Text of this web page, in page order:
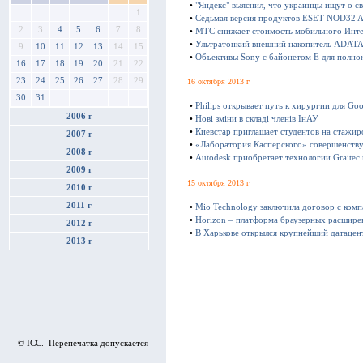
1
2
3 4 5 6 7
8
9
10 11 12 13 14
15
16
17 18 19 20 21
22
23
24 25 26 27 28
29
30
31
2006 г
2007 г
2008 г
2009 г
2010 г
2011 г
2012 г
2013 г
© ICC. Перепечатка допускается
• "Яндекс" выяснил, что украинцы ищут о
• Седьмая версия продуктов ESET NOD32
• МТС снижает стоимость мобильного
• Ультратонкий внешний накопитель
• Объективы Sony с байонетом E для
16 октября 2013 г
• Philips открывает путь к хирургии для
• Нові зміни в складі членів ІнАУ
• Киевстар приглашает студентов на
• «Лаборатория Касперского»
• Autodesk приобретает технологии
15 октября 2013 г
• Mio Technology заключила договор с
• Horizon – платформа браузерных
• В Харькове открылся крупнейший